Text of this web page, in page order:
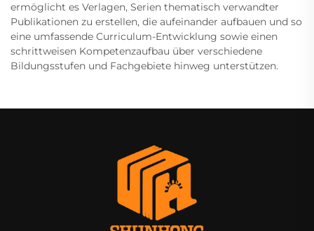
ermöglicht es Verlagen, Serien thematisch verwandter
Publikationen zu erstellen, die aufeinander aufbauen und so
eine umfassende Curriculum-Entwicklung sowie einen
schrittweisen Kompetenzaufbau über verschiedene
Bildungsstufen und Fachgebiete hinweg unterstützen.